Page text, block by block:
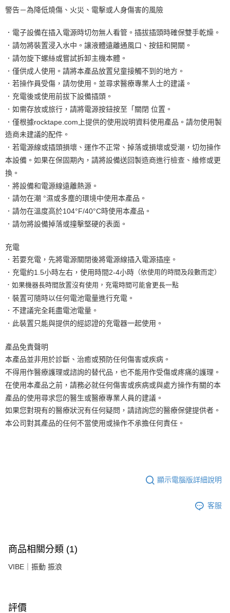
警告－為降低燒傷、火災、電擊或人身傷害的風險
．電子設備在插入電源時切勿無人看管。插拔插頭時確保雙手乾燥。
．請勿將裝置浸入水中。讓液體遠離通風口、按鈕和開關。
．請勿旋下螺絲或嘗試拆卸主機本體。
．僅供成人使用。請將本產品放置兒童接觸不到的地方。
．若操作員受傷，請勿使用。並尋求醫療專業人士的建議。
．充電後或使用前拔下設備插頭。
．如需存放或旅行，請將電源按鈕按至「關閉 位置。
．僅根據rocktape.com上提供的使用說明資料使用產品。請勿使用製
造商未建議的配件。
．若電源線或插頭損壞、運作不正常、掉落或損壞或受潮，切勿操作
本設備。如果在保固期內，請將設備送回製造商進行檢查、維修或更
換。
．將設備和電源線遠離熱源。
．請勿在潮 °濕或多塵的環境中使用本產品。
．請勿在溫度高於104°F/40°C時使用本產品。
．請勿將設備掉落或撞擊堅硬的表面。
充電
．若要充電，先將電源關閉後將電源線插入電源插座。
． 充電約1.5小時左右，使用時間2-4小時 （依使用的時間及段數而定）
．如果機器長時間放置沒有使用，充電時間可能會更長一點
．裝置可隨時以任何電池電量進行充電。
．不建議完全耗盡電池電量。
．此裝置只能與提供的經認證的充電器一起使用。
產品免責聲明
本產品並非用於診斷、治癒或預防任何傷害或疾病。
不得用作醫療護理或諮詢的替代品，也不能用作受傷或疼痛的護理。
在使用本產品之前，請務必就任何傷害或疾病或與處方操作有關的本
產品的使用尋求您的醫生或醫療專業人員的建議。
如果您對現有的醫療狀況有任何疑問，請諮詢您的醫療保健提供者。
本公司對其產品的任何不當使用或操作不承擔任何責任。
顯示電腦版詳細說明
客服
商品相關分類 (1)
VIBE｜振動 振浪
評價